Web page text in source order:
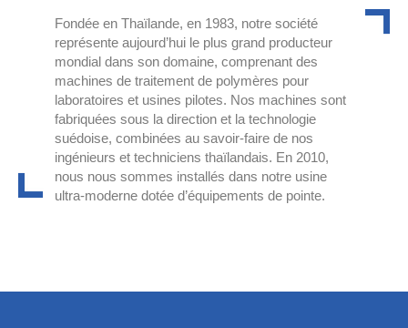
Fondée en Thaïlande, en 1983, notre société
représente aujourd’hui le plus grand producteur
mondial dans son domaine, comprenant des
machines de traitement de polymères pour
laboratoires et usines pilotes. Nos machines sont
fabriquées sous la direction et la technologie
suédoise, combinées au savoir-faire de nos
ingénieurs et techniciens thaïlandais. En 2010,
nous nous sommes installés dans notre usine
ultra-moderne dotée d’équipements de pointe.